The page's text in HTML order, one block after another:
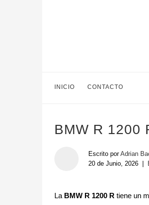
INICIO CONTACTO
BMW R 1200
Escrito porAdrian
20 de Junio, 2026
La BMW R 1200 R tiene un